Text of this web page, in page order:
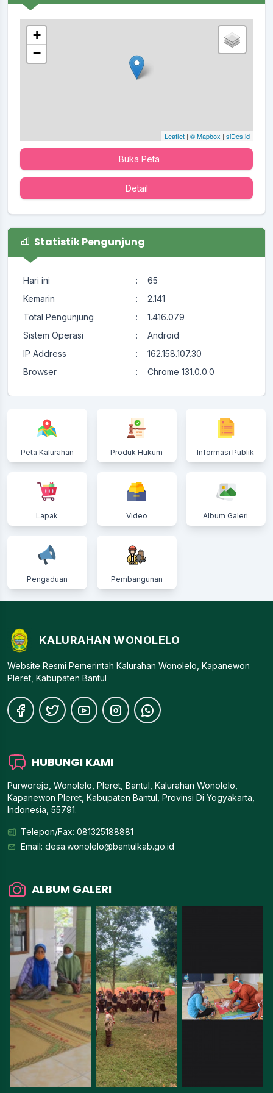
+
−
Leaflet | © Mapbox | siDes.id
Buka Peta
Detail
Statistik Pengunjung
Hari ini :
65
Kemarin
:
2.141
Total Pengunjung
:
1.416.079
Sistem Operasi
:
Android
IP Address
:
162.158.107.30
Browser
: Chrome 131.0.0.0
Peta Kalurahan Produk Hukum Informasi Publik
Lapak Video Album Galeri
Pengaduan Pembangunan
KALURAHAN WONOLELO
Website Resmi Pemerintah Kalurahan Wonolelo, Kapanewon
Pleret, Kabupaten Bantul
HUBUNGI KAMI
Purworejo, Wonolelo, Pleret, Bantul, Kalurahan Wonolelo,
Kapanewon Pleret, Kabupaten Bantul, Provinsi Di Yogyakarta,
Indonesia, 55791.
Telepon/Fax: 081325188881
Email: desa.wonolelo@bantulkab.go.id
ALBUM GALERI